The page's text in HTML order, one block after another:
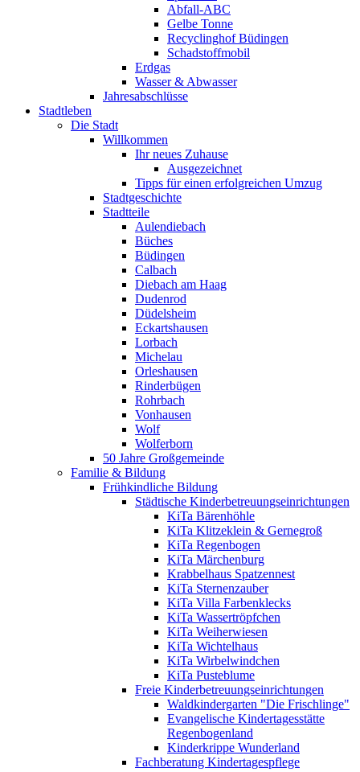
Abfall-ABC
Gelbe Tonne
Recyclinghof Büdingen
Schadstoffmobil
Erdgas
Wasser & Abwasser
Jahresabschlüsse
Stadtleben
Die Stadt
Willkommen
Ihr neues Zuhause
Ausgezeichnet
Tipps für einen erfolgreichen Umzug
Stadtgeschichte
Stadtteile
Aulendiebach
Büches
Büdingen
Calbach
Diebach am Haag
Dudenrod
Düdelsheim
Eckartshausen
Lorbach
Michelau
Orleshausen
Rinderbügen
Rohrbach
Vonhausen
Wolf
Wolferborn
50 Jahre Großgemeinde
Familie & Bildung
Frühkindliche Bildung
Städtische Kinderbetreuungseinrichtungen
KiTa Bärenhöhle
KiTa Klitzeklein & Gernegroß
KiTa Regenbogen
KiTa Märchenburg
Krabbelhaus Spatzennest
KiTa Sternenzauber
KiTa Villa Farbenklecks
KiTa Wassertröpfchen
KiTa Weiherwiesen
KiTa Wichtelhaus
KiTa Wirbelwindchen
KiTa Pusteblume
Freie Kinderbetreuungseinrichtungen
Waldkindergarten "Die Frischlinge"
Evangelische Kindertagesstätte
Regenbogenland
Kinderkrippe Wunderland
Fachberatung Kindertagespflege